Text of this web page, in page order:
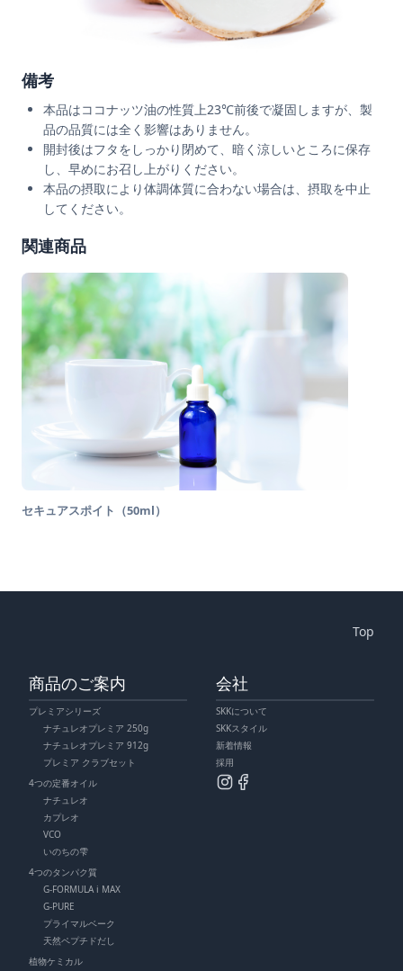
備考
本品はココナッツ油の性質上23℃前後で凝固しますが、製
品の品質には全く影響はありません。
開封後はフタをしっかり閉めて、暗く涼しいところに保存
し、早めにお召し上がりください。
本品の摂取により体調体質に合わない場合は、摂取を中止
してください。
関連商品
セキュアスポイト（50ml）
Top
商品のご案内
プレミアシリーズ
ナチュレオプレミア 250g
ナチュレオプレミア 912g
プレミア クラブセット
4つの定番オイル
ナチュレオ
カプレオ
VCO
いのちの雫
4つのタンパク質
G-FORMULA i MAX
G-PURE
プライマルベーク
天然ペプチドだし
植物ケミカル
会社
SKKについて
SKKスタイル
新着情報
採用